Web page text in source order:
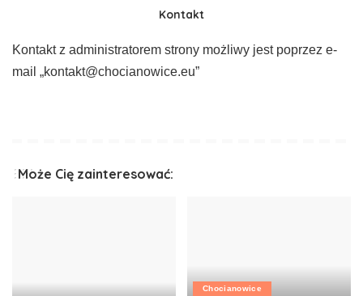
Kontakt
Kontakt z administratorem strony możliwy jest poprzez e-
mail „kontakt@chocianowice.eu”
Może Cię zainteresować:
Chocianowice